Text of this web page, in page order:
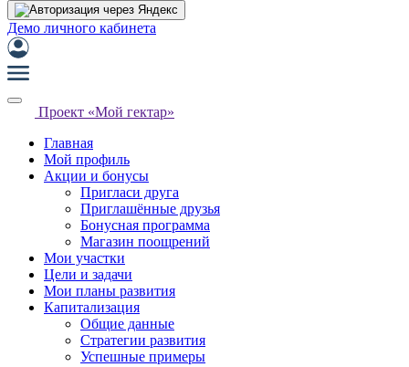
Демо личного кабинета
Проект «Мой гектар»
Главная
Мой профиль
Акции и бонусы
Пригласи друга
Приглашённые друзья
Бонусная программа
Магазин поощрений
Мои участки
Цели и задачи
Мои планы развития
Капитализация
Общие данные
Стратегии развития
Успешные примеры